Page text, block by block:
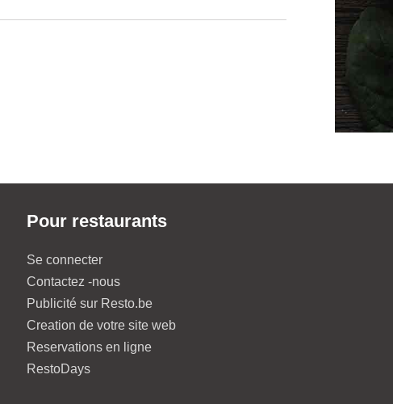
Pour restaurants
Se connecter
Contactez -nous
Publicité sur Resto.be
Creation de votre site web
Reservations en ligne
RestoDays